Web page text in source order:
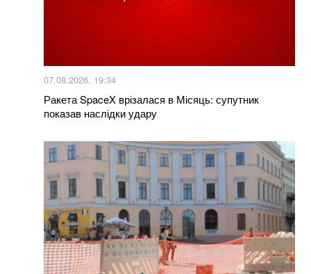
області: деталі
Більше новин
07.08.2026, 19:34
Ракета SpaceX врізалася в Місяць: супутник
показав наслідки удару